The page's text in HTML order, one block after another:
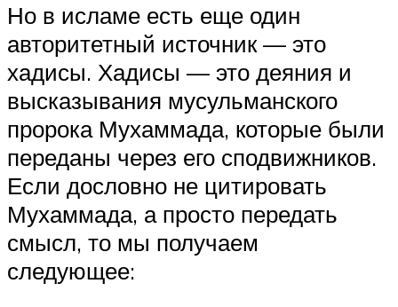
Но в исламе есть еще один
авторитетный источник — это
хадисы. Хадисы — это деяния и
высказывания мусульманского
пророка Мухаммада, которые были
переданы через его сподвижников.
Если дословно не цитировать
Мухаммада, а просто передать
смысл, то мы получаем
следующее: